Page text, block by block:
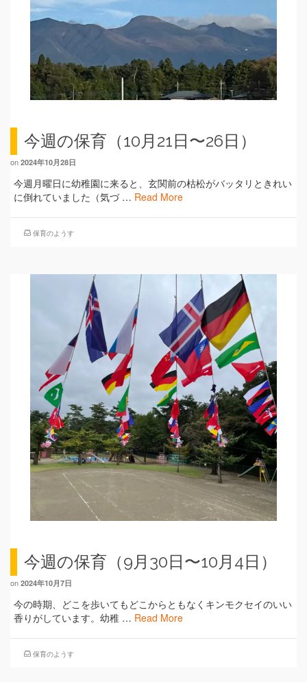
今週の保育（10月21日〜26日）
on 2024年10月28日
今週月曜日に幼稚園に来ると、玄関前の枯松がバッタリときれい
に倒れていました（気づ … Read More
保育のようす
今週の保育（9月30日〜10月4日）
on 2024年10月7日
今の時期、どこを歩いてもどこからともなくキンモクセイのいい
香りがしています。幼稚 … Read More
保育のようす